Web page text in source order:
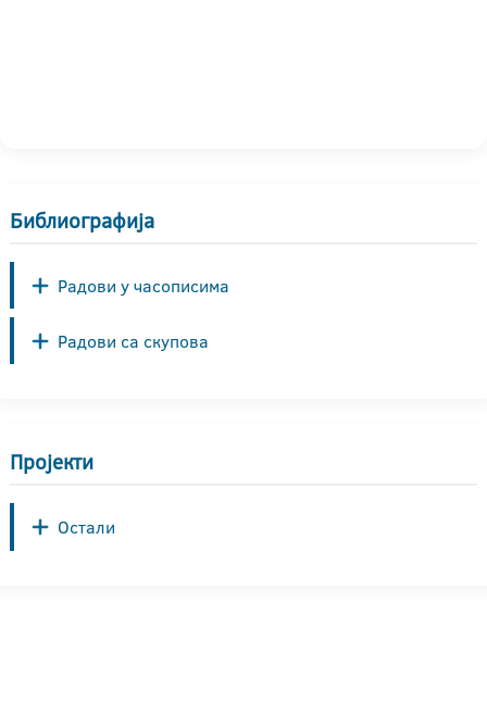
Библиографија
Радови у часописима
Радови са скупова
Пројекти
Остали